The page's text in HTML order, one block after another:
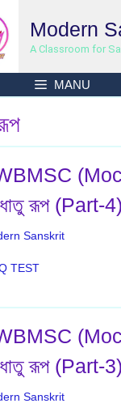
Modern
A Classroom for
MANU
রূপ (Part-4)
Sanskrit
TEST
রূপ (Part-3)
Sanskrit